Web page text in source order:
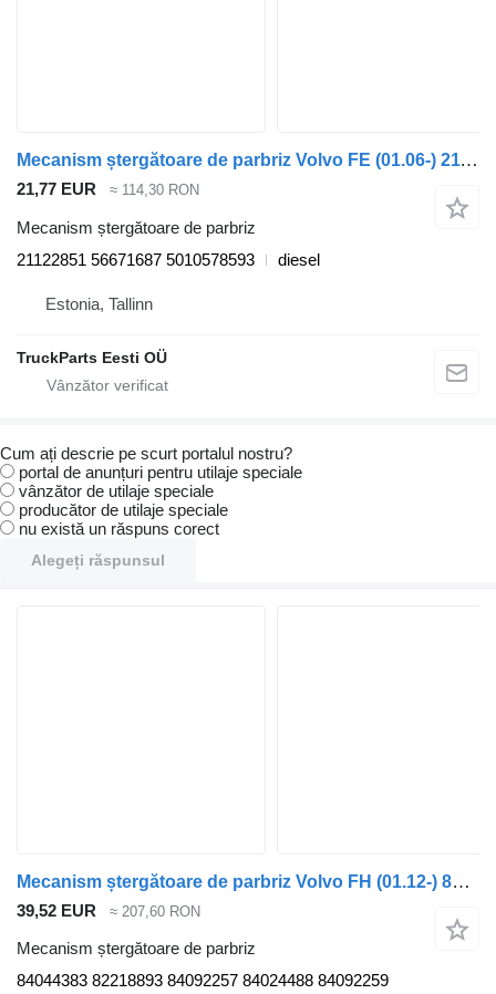
Mecanism ștergătoare de parbriz Volvo FE (01.06-) 21122851 pentru cap tractor Volvo FL, FE (2005-2014)
21,77 EUR ≈ 114,30 RON
Mecanism ștergătoare de parbriz
21122851 56671687 5010578593
diesel
Estonia, Tallinn
TruckParts Eesti OÜ
Cum ați descrie pe scurt portalul nostru?
portal de anunțuri pentru utilaje speciale
vânzător de utilaje speciale
producător de utilaje speciale
nu există un răspuns corect
Alegeți răspunsul
Mecanism ștergătoare de parbriz Volvo FH (01.12-) 84044383 pentru cap tractor Volvo FH, FM, FMX-4 series (2013-)
39,52 EUR ≈ 207,60 RON
Mecanism ștergătoare de parbriz
84044383 82218893 84092257 84024488 84092259